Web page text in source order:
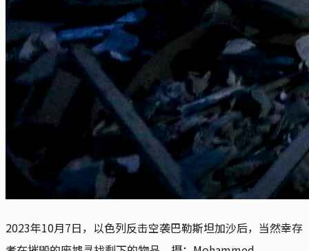
2023年10月7日，以色列反击空袭巴勒斯坦加沙后，当然幸存